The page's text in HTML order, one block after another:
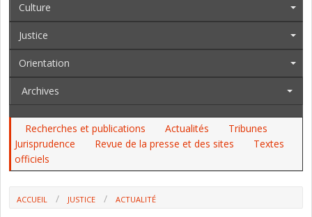
Culture
Justice
Orientation
Archives
Recherches et publications Actualités
Tribunes
Jurisprudence
Revue de la presse et des sites
Textes
officiels
ACCUEIL JUSTICE
ACTUALITÉ